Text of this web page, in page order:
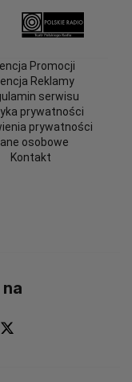
Promocji
Reklamy
serwisu
prywatności
prywatności
osobowe
Kontakt